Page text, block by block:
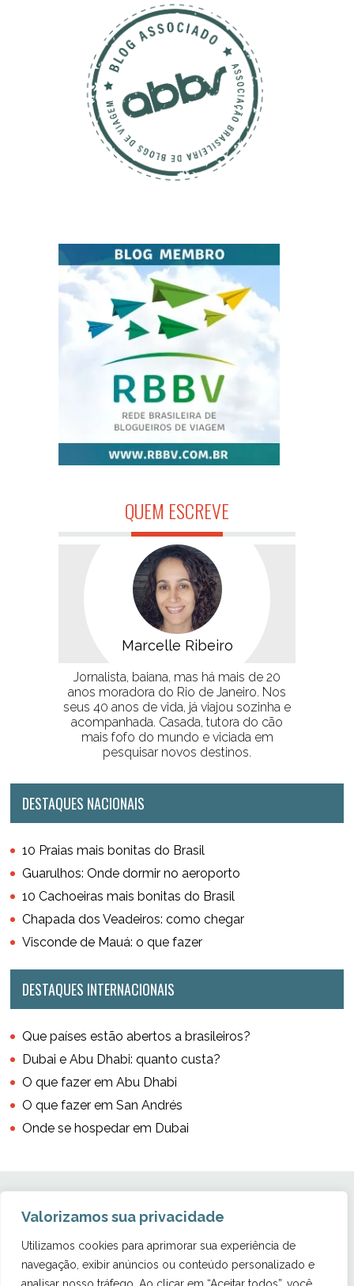
Valorizamos sua privacidade
Utilizamos cookies para aprimorar sua experiência de
navegação, exibir anúncios ou conteúdo personalizado e
QUEM ESCREVE
Marcelle Ribeiro
Jornalista, baiana, mas há mais de 20
anos moradora do Rio de Janeiro. Nos
seus 40 anos de vida, já viajou sozinha e
acompanhada. Casada, tutora do cão
mais fofo do mundo e viciada em
pesquisar novos destinos.
DESTAQUES NACIONAIS
10 Praias mais bonitas do Brasil
Guarulhos: Onde dormir no aeroporto
10 Cachoeiras mais bonitas do Brasil
Chapada dos Veadeiros: como chegar
Visconde de Mauá: o que fazer
DESTAQUES INTERNACIONAIS
Que países estão abertos a brasileiros?
Dubai e Abu Dhabi: quanto custa?
O que fazer em Abu Dhabi
O que fazer em San Andrés
Onde se hospedar em Dubai
Copyright © 2011 - 2026 Viciada em viajar